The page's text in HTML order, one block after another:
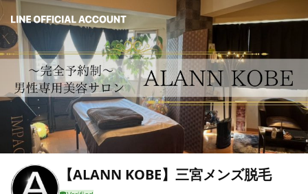
【ALANN KOBE】三宮メンズ脱毛